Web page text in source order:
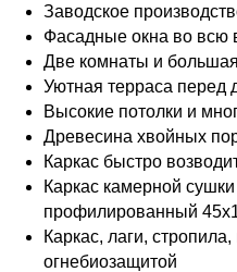
Заводское
Фасадные окна во всю
Две комнаты и большая
Уютная терраса перед
Высокие потолки и
Древесина хвойных
Каркас быстро
Каркас камерной
профилированный
Каркас, лаги,
огнебиозащитой